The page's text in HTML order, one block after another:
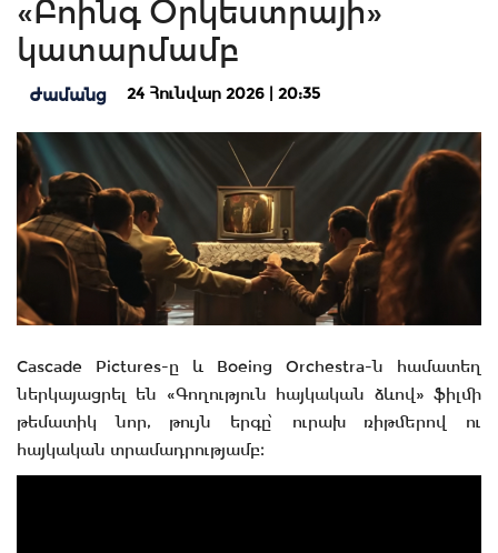
«Բոինգ Օրկեստրայի»
կատարմամբ
Ժամանց 24 Հունվար 2026 | 20:35
Cascade Pictures-ը և Boeing Orchestra-ն համատեղ
ներկայացրել են «Գողություն հայկական ձևով» ֆիլմի
թեմատիկ նոր, թույն երգը՝ ուրախ ռիթմերով ու
հայկական տրամադրությամբ։